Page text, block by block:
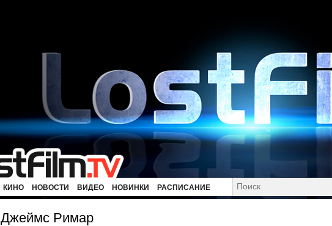
КИНО НОВОСТИ ВИДЕО НОВИНКИ РАСПИСАНИЕ
Джеймс Римар